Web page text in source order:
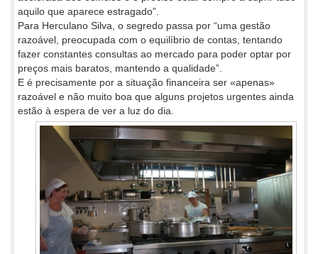
aquilo que aparece estragado”.
Para Herculano Silva, o segredo passa por “uma gestão
razoável, preocupada com o equilíbrio de contas, tentando
fazer constantes consultas ao mercado para poder optar por
preços mais baratos, mantendo a qualidade”.
E é precisamente por a situação financeira ser «apenas»
razoável e não muito boa que alguns projetos urgentes ainda
estão à espera de ver a luz do dia.